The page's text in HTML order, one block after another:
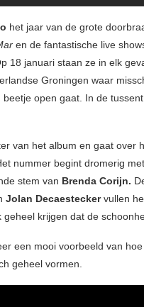
het jaar van de grote
en de fantastische live
18 januari staan ze in elk
Groningen waar
open gaat. In de
van het album en gaat over
nummer begint dromerig
stem van Brenda Corijn.
Jolan Decaesteckervullen
geheel krijgen dat de
een mooi voorbeeld van
geheel vormen.